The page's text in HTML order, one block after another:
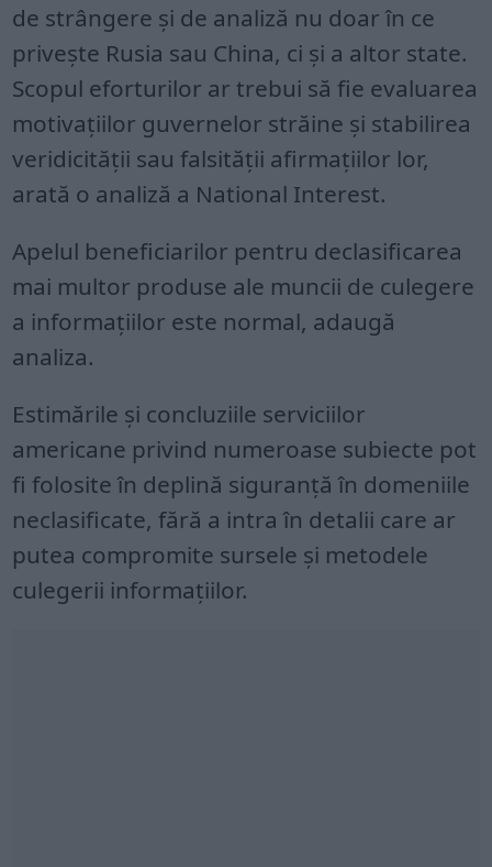
de strângere și de analiză nu doar în ce
privește Rusia sau China, ci și a altor state.
Scopul eforturilor ar trebui să fie evaluarea
motivațiilor guvernelor străine și stabilirea
veridicității sau falsității afirmațiilor lor,
arată o analiză a National Interest.
Apelul beneficiarilor pentru declasificarea
mai multor produse ale muncii de culegere
a informațiilor este normal, adaugă
analiza.
Estimările și concluziile serviciilor
americane privind numeroase subiecte pot
fi folosite în deplină siguranță în domeniile
neclasificate, fără a intra în detalii care ar
putea compromite sursele și metodele
culegerii informațiilor.